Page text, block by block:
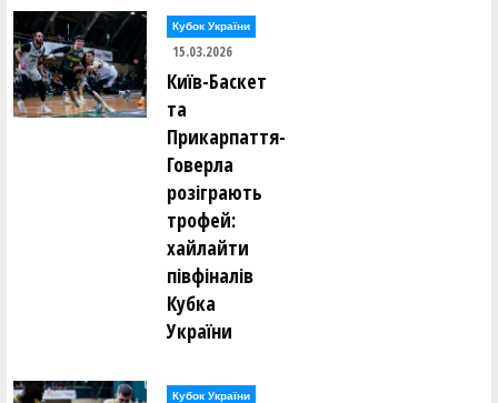
Кубок України
15.03.2026
Київ-Баскет
та
Прикарпаття-
Говерла
розіграють
трофей:
хайлайти
півфіналів
Кубка
України
Кубок України